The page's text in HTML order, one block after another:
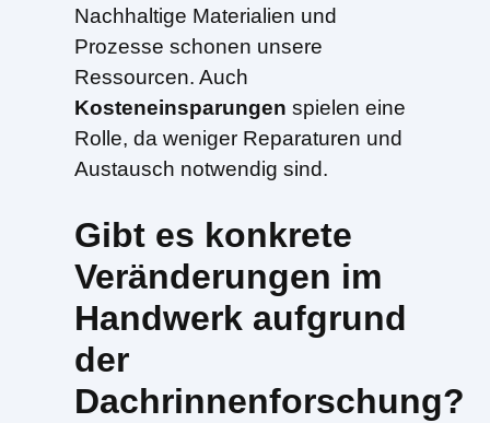
Nachhaltige Materialien und
Prozesse schonen unsere
Ressourcen. Auch
Kosteneinsparungen spielen eine
Rolle, da weniger Reparaturen und
Austausch notwendig sind.
Gibt es konkrete
Veränderungen im
Handwerk aufgrund
der
Dachrinnenforschung?